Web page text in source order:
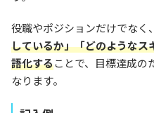
役職やポジションだけでなく、
しているか」「どのようなス
語化することで、目標達成の
なります。